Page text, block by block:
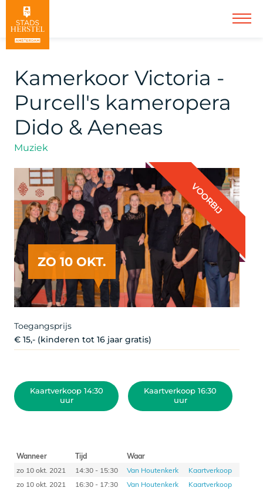
Kamerkoor Victoria -
Purcell's kameropera
Dido & Aeneas
Muziek
ZO 10 OKT.
VOORBIJ
Toegangsprijs
€ 15,- (kinderen tot 16 jaar gratis)
Kaartverkoop 14:30
uur
Kaartverkoop 16:30
uur
Wanneer Tijd
Waar
zo 10 okt. 2021
14:30 - 15:30 Van Houtenkerk
Kaartverkoop
zo 10 okt. 2021
16:30 - 17:30 Van Houtenkerk Kaartverkoop